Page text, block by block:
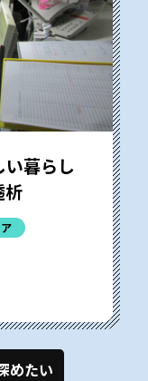
暮らし
析
めたい